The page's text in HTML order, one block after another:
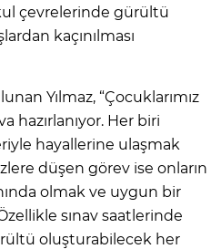
çevrelerinde gürültü
kaçınılması
Yılmaz, “Çocuklarımız
hazırlanıyor. Her biri
hayallerine ulaşmak
düşen görev ise onların
olmak ve uygun bir
sınav saatlerinde
oluşturabilecek her